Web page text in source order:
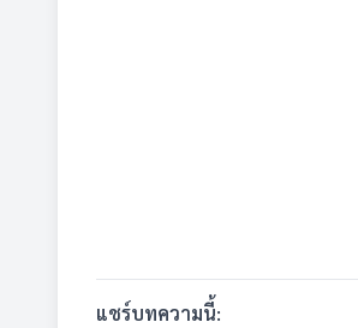
แชร์บทความนี้: